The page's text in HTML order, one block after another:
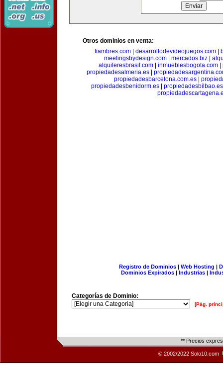
Otros dominios en venta:
fiambres.com| desarrollodevideojuegos.com|
meetingsbydesign.com| mercados.biz|
alquileresbrasil.com| inmueblesbogota.com|
propiedadesalmeria.es
propiedadesbarcelona.com.es|
propiedadesbenidorm.es
propiedadesbilbao.es
Registro de Dominios| Web Hosting |
Dominios Expirados | Industrias |
Categorías de Dominio:
[Pág.
** Precios
© 2002/2022 Solo10.com